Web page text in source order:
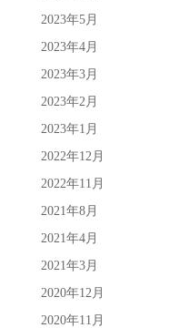
2023年5月
2023年4月
2023年3月
2023年2月
2023年1月
2022年12月
2022年11月
2021年8月
2021年4月
2021年3月
2020年12月
2020年11月